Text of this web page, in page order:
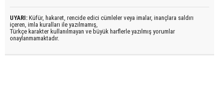
UYARI: Küfür, hakaret, rencide edici cümleler veya imalar, inançlara saldırı
içeren, imla kuralları ile yazılmamış,
Türkçe karakter kullanılmayan ve büyük harflerle yazılmış yorumlar
onaylanmamaktadır.